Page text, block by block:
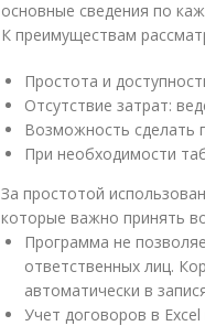
основные сведения по
К преимуществам
Простота и
Отсутствие затрат:
Возможность сделать
При необходимости
За простотой
которые важно принять
Программа не
ответственных лиц.
автоматически в
Учет договоров в